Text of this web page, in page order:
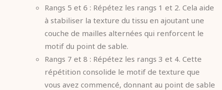
Rangs 5 et 6 : Répétez les rangs 1 et 2. Cela aide
à stabiliser la texture du tissu en ajoutant une
couche de mailles alternées qui renforcent le
motif du point de sable.
Rangs 7 et 8 : Répétez les rangs 3 et 4. Cette
répétition consolide le motif de texture que
vous avez commencé, donnant au point de sable